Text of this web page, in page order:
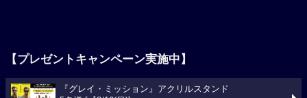
【プレゼントキャンペーン実施中】
『グレイ・ミッション』アクリルスタンド